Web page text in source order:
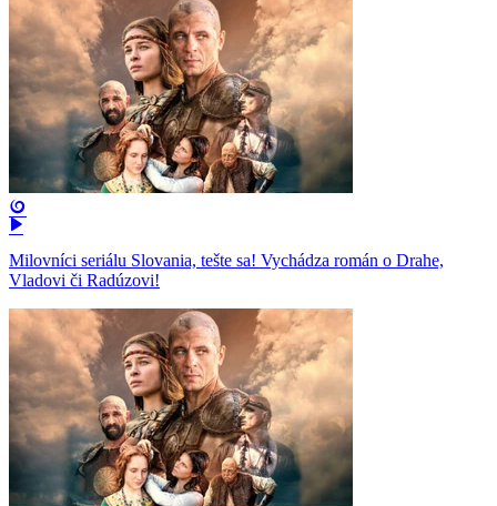
Milovníci seriálu Slovania, tešte sa! Vychádza román o Drahe,
Vladovi či Radúzovi!